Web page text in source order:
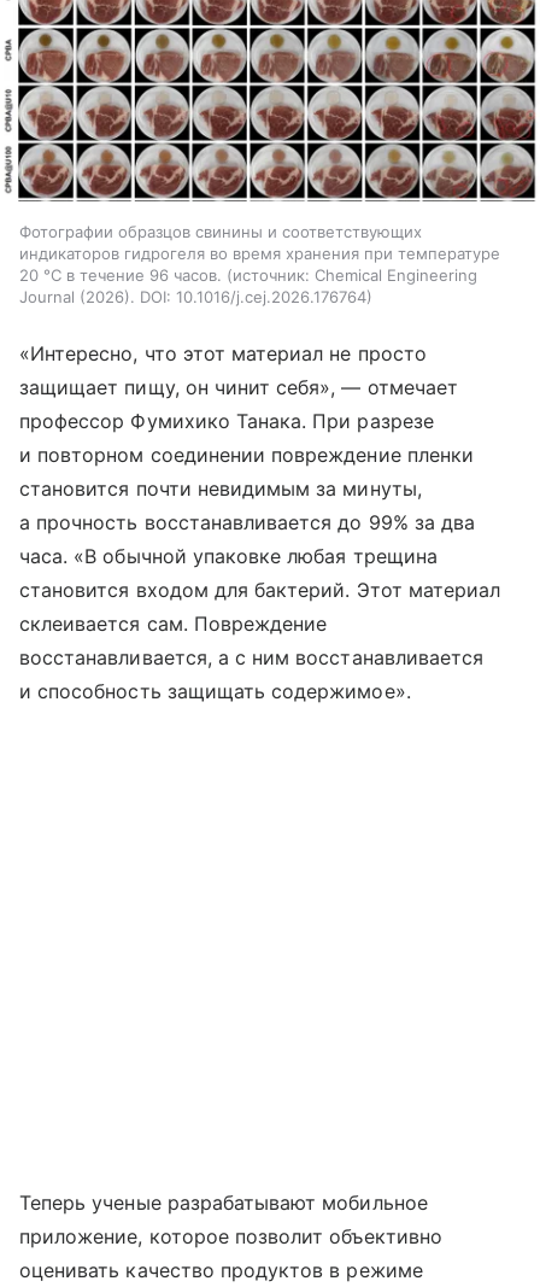
Фотографии образцов свинины и соответствующих
индикаторов гидрогеля во время хранения при температуре
20 °C в течение 96 часов.
источник: Chemical Engineering
Journal (2026). DOI: 10.1016/j.cej.2026.176764
«Интересно, что этот материал не просто
защищает пищу, он чинит себя», — отмечает
профессор Фумихико Танака. При разрезе
и повторном соединении повреждение пленки
становится почти невидимым за минуты,
а прочность восстанавливается до 99% за два
часа. «В обычной упаковке любая трещина
становится входом для бактерий. Этот материал
склеивается сам. Повреждение
восстанавливается, а с ним восстанавливается
и способность защищать содержимое».
Теперь ученые разрабатывают мобильное
приложение, которое позволит объективно
оценивать качество продуктов в режиме